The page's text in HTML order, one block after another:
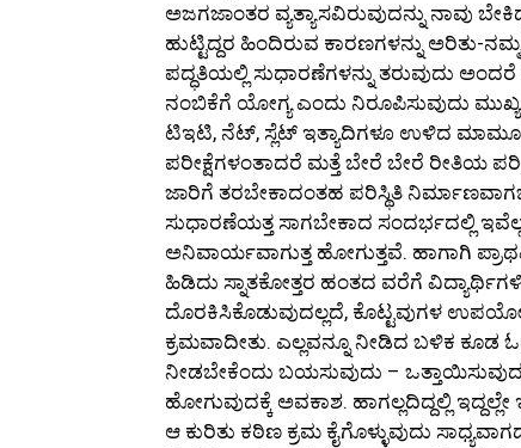
ಅಜಗಜಾಂತರ ವ್ಯತ್ಯಾಸವಿರುವುದನ್ನು ನಾವು
ಹುಟ್ಟಿದ್ದರ ಹಿಂದಿರುವ ಕಾರಣಗಳನ್ನು ಅರಿತು-
ಪದ್ಧತಿಯಲ್ಲಿ ಸುಧಾರಣೆಗಳನ್ನು ತರುವುದು ಅಂದರೆ
ನಂಬಿಕೆಗೆ ಯೋಗ್ಯ ಎಂದು ನಿರೂಪಿಸುವುದು
ಟಿಇಟಿ, ನೆಟ್, ಸ್ಲೆಟ್ ಇತ್ಯಾದಿಗಳೂ ಉಳಿದ
ಪರೀಕ್ಷೆಗಳಂತಾದರೆ ಮತ್ತೆ ಬೇರೆ ಬೇರೆ ರೀತಿಯ
ಜಾರಿಗೆ ತರಬೇಕಾದಂತಹ ಪರಿಸ್ಥಿತಿ
ಸುಧಾರಣೆಯತ್ತ ಸಾಗಬೇಕಾದ ಸಂದರ್ಭದಲ್ಲಿ
ಅನಿವಾರ್ಯವಾಗುತ್ತ ಹೋಗುತ್ತವೆ. ಹಾಗಾಗಿ
ಹಿಡಿದು ಸ್ನಾತಕೋತ್ತರ ಹಂತದ ವರೆಗೆ
ದೊರಕಿಸಿಕೊಡುವುದಲ್ಲದೆ, ಕೊಟ್ಟವುಗಳ
ಕ್ರಮವಾದೀತು. ಎಲ್ಲವನ್ನೂ ನೀಡಿದ ಬಳಿಕ
ನೀಡಬೇಕೆಂದು ಬಯಸುವುದು –
ಹೋಗುವುದಕ್ಕೆ ಅವಕಾಶ. ಹಾಗಲ್ಲದಿದ್ದಲ್ಲಿ
ಆ ಕುರಿತು ಕಠಿಣ ಕ್ರಮ ಕೈಗೊಳ್ಳುವುದು